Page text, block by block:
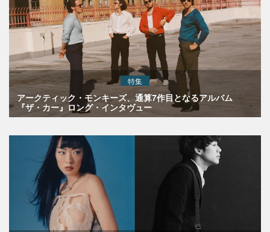
特集
アークティック・モンキーズ、通算7作目となるアルバム
『ザ・カー』ロング・インタヴュー